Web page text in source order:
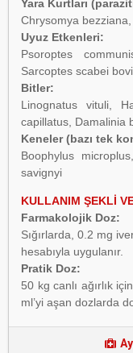
Yara Kurtları
Chrysomya
Uyuz Etkenleri:
Psoroptes
Sarcoptes scabei
Bitler:
Linognatus vituli,
capillatus, Damalinia
Keneler (bazı tek
Boophylus
savignyi
KULLANIM ŞEKLİ
Farmakolojik Doz:
Sığırlarda, 0.2 mg
hesabıyla uygulanır.
Pratik Doz:
50 kg canlı ağırlık
ml’yi aşan dozlarda